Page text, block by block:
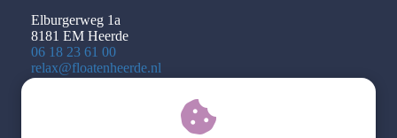
Elburgerweg 1a
8181 EM Heerde
06 18 23 61 00
relax@floatenheerde.nl
floatenzwolle.nl
Openingstijden | ALTIJD OP AFSPRAAK